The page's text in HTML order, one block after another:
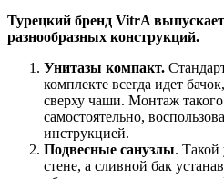
Турецкий бренд VitrA
разнообразных конструкций.
Унитазы компакт.
комплекте всегда идет
сверху чаши. Монтаж
самостоятельно,
инструкцией.
Подвесные санузлы. Такой
стене, а сливной бак